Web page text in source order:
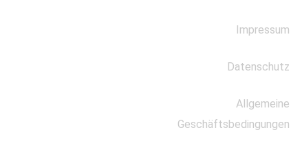
Impressum
Datenschutz
Allgemeine
Geschäftsbedingungen